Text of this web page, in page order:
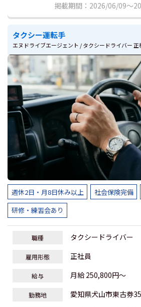
掲載期間：2026/06/09～
タクシー運転手
エヌドライブエージェント / タクシードライバー 正
週休2日・月8日休み以上 社会保険完備
研修・練習会あり
職種 タクシードライバー
雇用形態 正社員
給与 月給 250,800円～
勤務地 愛知県犬山市東古券